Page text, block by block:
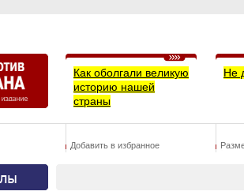
Как оболгали великую
историю нашей
страны
Не
Добавить в избранное